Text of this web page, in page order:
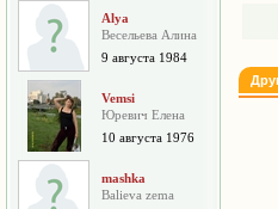
Alya
Весельева Алина
9 августа 1984
Vemsi
Юревич Елена
10 августа 1976
mashka
Balieva zema